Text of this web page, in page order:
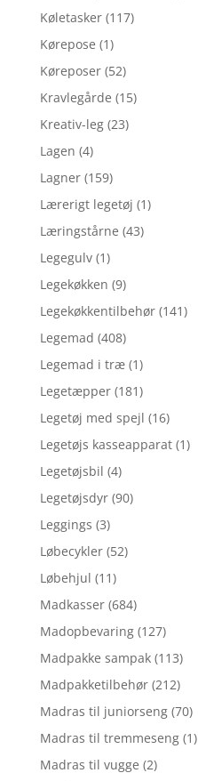
Køletasker (117)
Kørepose (1)
Køreposer (52)
Kravlegårde (15)
Kreativ-leg (23)
Lagen (4)
Lagner (159)
Lærerigt legetøj (1)
Læringstårne (43)
Legegulv (1)
Legekøkken (9)
Legekøkkentilbehør (141)
Legemad (408)
Legemad i træ (1)
Legetæpper (181)
Legetøj med spejl (16)
Legetøjs kasseapparat (1)
Legetøjsbil (4)
Legetøjsdyr (90)
Leggings (3)
Løbecykler (52)
Løbehjul (11)
Madkasser (684)
Madopbevaring (127)
Madpakke sampak (113)
Madpakketilbehør (212)
Madras til juniorseng (70)
Madras til tremmeseng (1)
Madras til vugge (2)